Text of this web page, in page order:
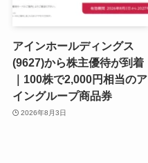
アインホールディングス
(9627)から株主優待が到着
｜100株で2,000円相当のア
イングループ商品券
2026年8月3日